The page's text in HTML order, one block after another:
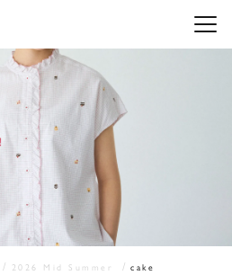
メニ
2026 Mid Summer cake